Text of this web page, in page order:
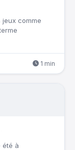
jeux comme
1 min
été à